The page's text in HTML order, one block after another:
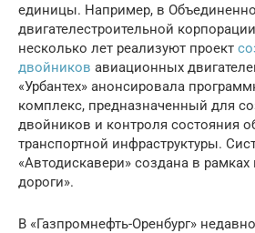
единицы. Например, в
двигателестроительной
несколько лет реализуют проект
двойников авиационных
«Урбантех» анонсировала
комплекс, предназначенный для
двойников и контроля состояния
транспортной инфраструктуры.
«Автодискавери» создана в
дороги».
В «Газпромнефть-Оренбург»